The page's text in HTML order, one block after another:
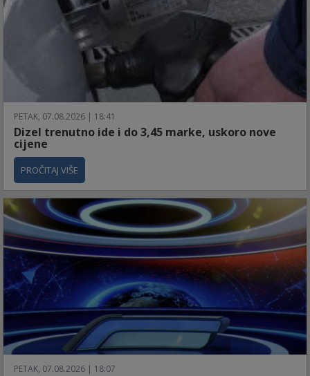
PETAK, 07.08.2026 | 18:41
Dizel trenutno ide i do 3,45 marke, uskoro nove
cijene
PROČITAJ VIŠE
PETAK, 07.08.2026 | 18:07